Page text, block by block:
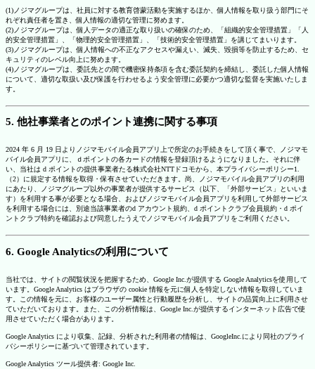
(1)ノジマグループは、社員に対する教育啓蒙活動を実施するほか、個人情報を取り扱う部門にそ
れぞれ責任者を置き、個人情報の適切な管理に努めます。
(2)ノジマグループは、個人データの適正な取り扱いの確保のため、「組織的安全管理措置」「人
的安全管理措置」、「物理的安全管理措置」、「技術的安全管理措置」を講じてまいります。
(3)ノジマグループは、個人情報への不正なアクセスや漏えい、滅失、毀損等を防止するため、セ
キュリティのレベル向上に努めます。
(4)ノジマグループは、委託先との間で機密保持条項を含む委託契約を締結し、委託した個人情報
について、適切な取扱い及び保護を行わせるよう安全管理に必要かつ適切な監督を実施いたしま
す。
5. 他社事業者とのポイント連携に関する事項
2024 年 6 月 19 日よりノジマモバイル会員アプリ上で所定のお手続きをして頂く事で、ノジマモ
バイル会員アプリに、ｄポイントの各カードの情報を登録頂けるようになりました。それに伴
い、当社は d ポイントの提供事業者たる株式会社NTTドコモから、本プライバシーポリシー1.
（2）に規定する情報を取得・保有させていただきます。尚、ノジマモバイル会員アプリの利用
にあたり、ノジマグループ以外の事業者が提供するサービス（以下、「外部サービス」といいま
す）を利用する事が必要となる場合、およびノジマモバイル会員アプリを利用して外部サービス
を利用する場合には、別途当該事業者のd アカウント規約、d ポイントクラブ会員規約・d ポイ
ントクラブ特約を確認および同意したうえでノジマモバイル会員アプリをご利用ください。
6. Google Analyticsの利用について
当社では、サイトの閲覧状況を把握するため、Google Inc.が提供する Google Analyticsを使用して
います。Google Analytics はブラウザの cookie 情報を元に個人を特定しない情報を取得していま
す。この情報を元に、お客様のユーザー属性と行動履歴を分析し、サイトの品質向上に利用させ
ていただいております。また、この分析情報は、Google Inc.が提供するインターネット広告で使
用させていただく場合があります。
Google Analytics により収集、記録、分析された利用者の情報は、GoogleInc.により同社のプライ
バシーポリシーに基づいて管理されています。
Google Analytics ツール提供者: Google Inc.